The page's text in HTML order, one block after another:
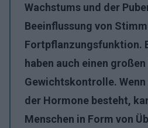
Wachstums und der
Beeinflussung von
Fortpflanzungsfunktion.
haben auch einen
Gewichtskontrolle.
der Hormone besteht,
Menschen in Form von